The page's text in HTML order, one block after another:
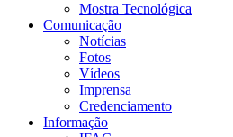
Mostra Tecnológica
Comunicação
Notícias
Fotos
Vídeos
Imprensa
Credenciamento
Informação